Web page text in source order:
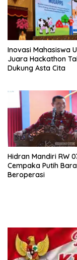
Inovasi Mahasiswa
Juara Hackathon
Dukung Asta Cita
Hidran Mandiri RW
Cempaka Putih
Beroperasi